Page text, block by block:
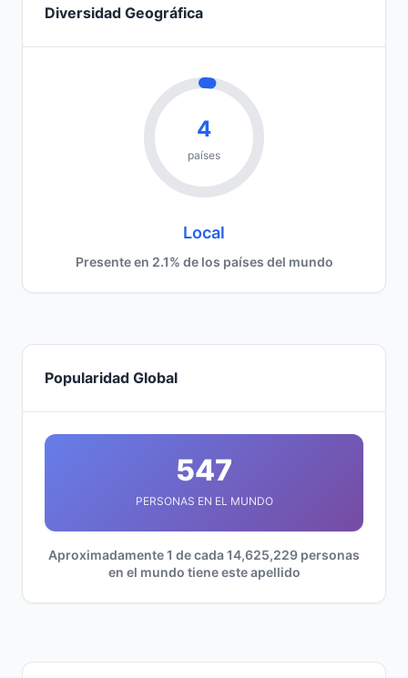
Diversidad Geográfica
4
países
Local
Presente en 2.1% de los países del mundo
Popularidad Global
547
PERSONAS EN EL MUNDO
Aproximadamente 1 de cada 14,625,229 personas
en el mundo tiene este apellido